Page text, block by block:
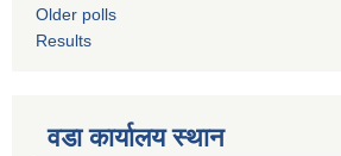
Older polls
Results
वडा कार्यालय स्थान